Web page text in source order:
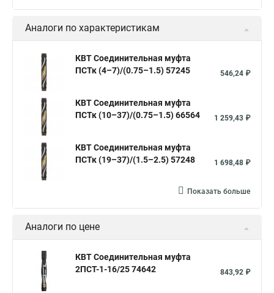
Аналоги по характеристикам
КВТ Соединительная муфта
ПСТк (4–7)/(0.75–1.5) 57245
546,24 ₽
КВТ Соединительная муфта
ПСТк (10–37)/(0.75–1.5) 66564
1 259,43 ₽
КВТ Соединительная муфта
ПСТк (19–37)/(1.5–2.5) 57248
1 698,48 ₽
Показать больше
Аналоги по цене
КВТ Соединительная муфта
2ПСТ-1-16/25 74642
843,92 ₽